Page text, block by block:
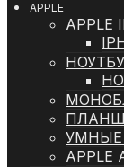
APPLE
APPLE
УМНЫЕ
APPLE